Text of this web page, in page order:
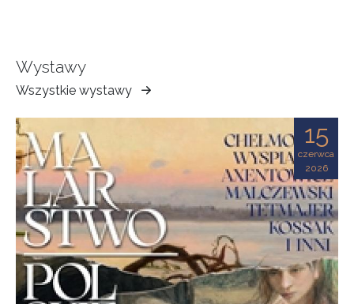
Wystawy
Wszystkie wystawy
Muzeum
Ziemi
Tarnowskiej
15
czerwca
2026